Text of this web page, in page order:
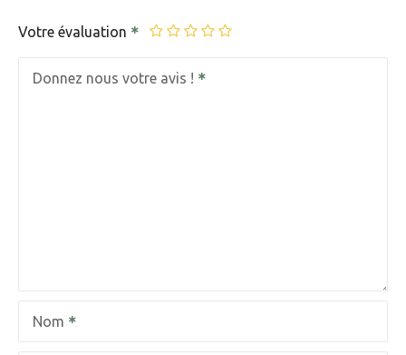
Votre évaluation
Donnez nous votre avis !
Nom